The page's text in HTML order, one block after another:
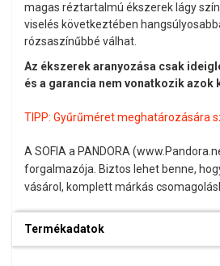
magas réztartalmú ékszerek lágy
viselés következtében
rózsaszínűbbé válhat.
Az ékszerek aranyozása csak
és a garancia nem vonatkozik azok
TIPP: Gyűrűméret meghatározására
A SOFIA a PANDORA
forgalmazója. Biztos lehet benne,
vásárol, komplett márkás
Termékadatok